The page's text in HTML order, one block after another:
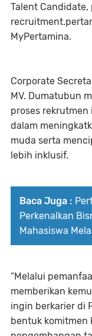
Talent
MyPertamina.
Corporate
MV. Dumatubun
proses
dalam
muda serta
lebih inklusif.
Baca Juga :
Perkenalkan
Mahasiswa
“Melalui
memberikan
ingin berkarier di
bentuk komitmen